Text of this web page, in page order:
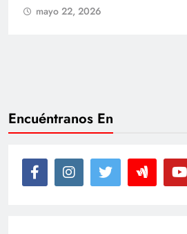
mayo 22, 2026
Encuéntranos En